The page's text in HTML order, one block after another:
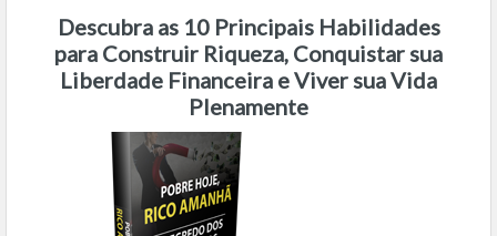
Descubra as 10 Principais Habilidades
para Construir Riqueza, Conquistar sua
Liberdade Financeira e Viver sua Vida
Plenamente